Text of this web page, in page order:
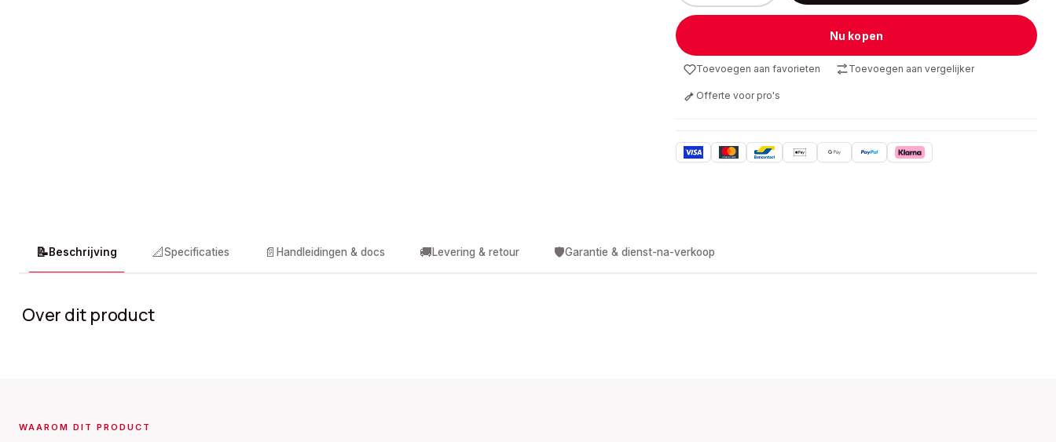
Nu kopen
Toevoegen aan favorieten Toevoegen aan vergelijker
Offerte voor pro's
📝Beschrijving 📐Specificaties 📄 Handleidingen & docs 🚚Levering & retour 🛡️Garantie & dienst-na-verkoop
Over dit product
WAAROM DIT PRODUCT